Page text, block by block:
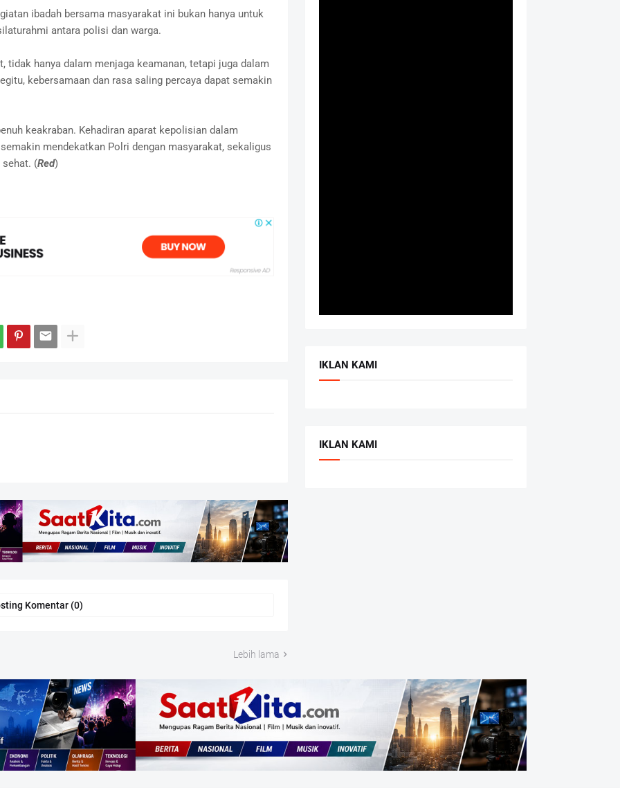
ibadah bersama masyarakat ini bukan hanya untuk
antara polisi dan warga.
tidak hanya dalam menjaga keamanan, tetapi juga dalam
kebersamaan dan rasa saling percaya dapat semakin
keakraban. Kehadiran aparat kepolisian dalam
mendekatkan Polri dengan masyarakat, sekaligus
(Red)
Komentar (0)
Lebih lama
IKLAN KAMI
IKLAN KAMI